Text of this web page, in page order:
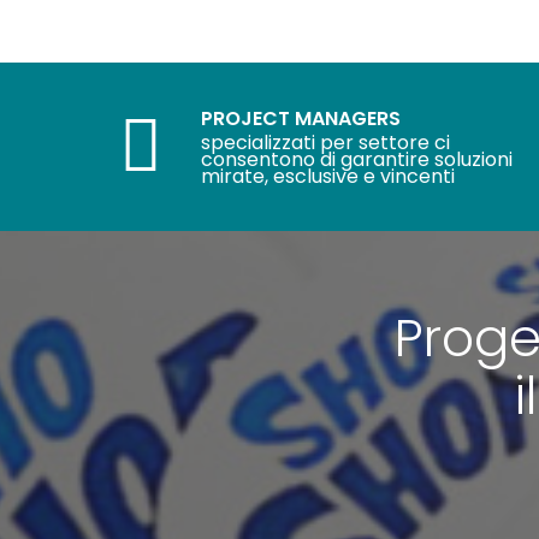
PROJECT MANAGERS
specializzati per settore ci
consentono di garantire soluzioni
mirate, esclusive e vincenti